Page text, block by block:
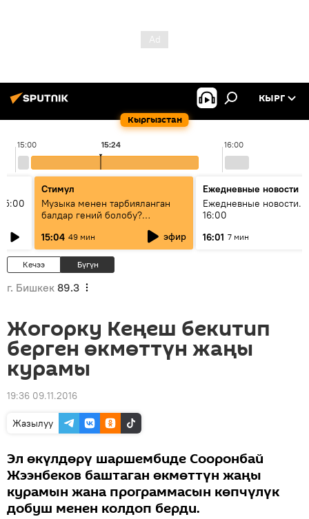
Кыргызстан
КЫРГ
15:00 16:00
15:24
Стимул
Музыка менен тарбияланган
балдар гений болобу?
Кыргыздын жашоосунда
музыканын орду
15:04 49 мин эфир
Ежедневные новости
Ежедневные новости.
16:00
16:01 7 мин
Кечээ Бүгүн
г. Бишкек 89.3
Жогорку Кеңеш бекитип
берген өкмөттүн жаңы
курамы
19:36 09.11.2016
Жазылуу
Эл өкүлдөрү шаршембиде Сооронбай
Жээнбеков баштаган өкмөттүн жаңы
курамын жана программасын көпчүлүк
добуш менен колдоп берди.